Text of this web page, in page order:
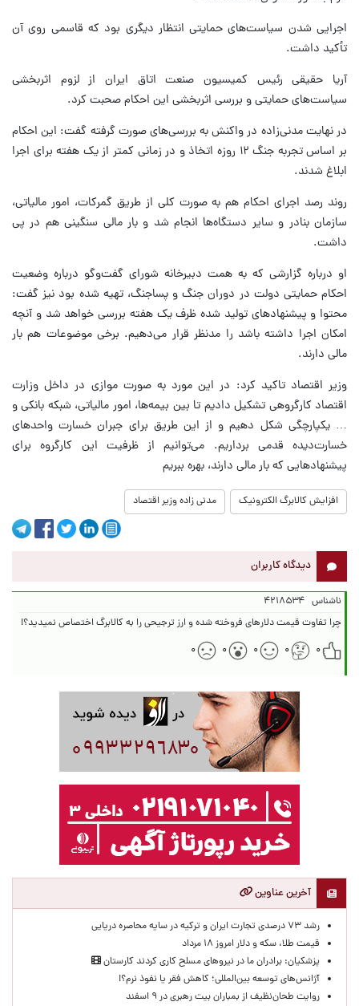
اجرایی شدن سیاست‌های حمایتی انتظار دیگری بود که قاسمی روی آن
تأکید داشت.
آریا حقیقی رئیس کمیسیون صنعت اتاق ایران از لزوم اثربخشی
سیاست‌های حمایتی و بررسی اثربخشی این احکام صحبت کرد.
در نهایت مدنی‌زاده در واکنش به بررسی‌های صورت گرفته گفت: این احکام
بر اساس تجربه جنگ ۱۲ روزه اتخاذ و در زمانی کمتر از یک هفته برای اجرا
ابلاغ شدند.
روند رصد اجرای احکام هم به صورت کلی از طریق گمرکات، امور مالیاتی،
سازمان بنادر و سایر دستگاه‌ها انجام شد و بار مالی سنگینی هم در پی
داشت.
او درباره گزارشی که به همت دبیرخانه شورای گفت‌وگو درباره وضعیت
احکام حمایتی دولت در دوران جنگ و پساجنگ، تهیه شده بود نیز گفت:
محتوا و پیشنهادهای تولید شده ظرف یک هفته بررسی خواهد شد و آنچه
امکان اجرا داشته باشد را مدنظر قرار می‌دهیم. برخی موضوعات هم بار
مالی دارند.
وزیر اقتصاد تاکید کرد: در این مورد به صورت موازی در داخل وزارت
اقتصاد کارگروهی تشکیل دادیم تا بین بیمه‌ها، امور مالیاتی، شبکه بانکی و
… یکپارچگی شکل دهیم و از این طریق برای جبران خسارت واحدهای
خسارت‌دیده قدمی برداریم. می‌توانیم از ظرفیت این کارگروه برای
پیشنهادهایی که بار مالی دارند، بهره ببریم
افزایش کالابرگ الکترونیک مدنی زاده وزیر اقتصاد
دیدگاه کاربران
ناشناس ۴۲۱۸۵۳۴
چرا تفاوت قیمت دلارهای فروخته شده و ارز ترجیحی را به کالابرگ اختصاص نمیدید؟!
۰
۰ ۰ ۰ ۰
آخرین عناوین
رشد ۷۳ درصدی تجارت ایران و ترکیه در سایه محاصره دریایی
قیمت طلا، سکه و دلار امروز ۱۸ مرداد
پزشکیان: برادران ما در نیروهای مسلح کاری کردند کارستان
آژانس‌های توسعه بین‌المللی؛ کاهش فقر یا نفوذ نرم؟!
روایت طحان‌نظیف از بمباران بیت رهبری در ۹ اسفند